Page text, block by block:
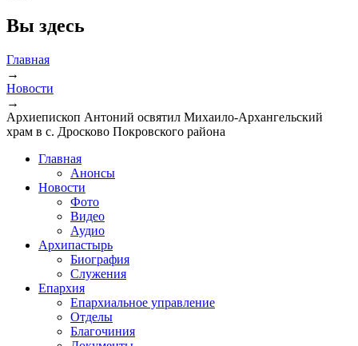
Вы здесь
Главная
→
Новости
→
Архиепископ Антоний освятил Михаило-Архангельский
храм в с. Дросково Покровского района
Главная
Анонсы
Новости
Фото
Видео
Аудио
Архипастырь
Биография
Служения
Епархия
Епархиальное управление
Отделы
Благочиния